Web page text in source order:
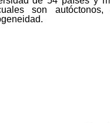
son